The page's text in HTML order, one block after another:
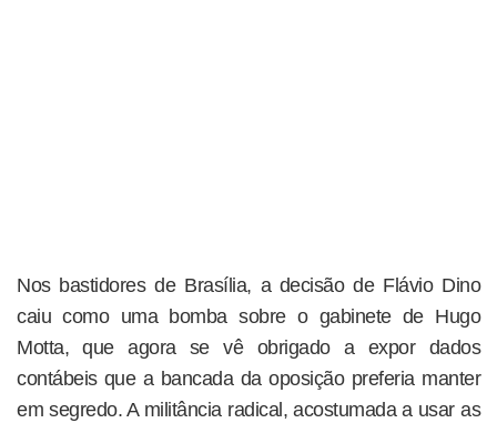
Nos bastidores de Brasília, a decisão de Flávio Dino
caiu como uma bomba sobre o gabinete de Hugo
Motta, que agora se vê obrigado a expor dados
contábeis que a bancada da oposição preferia manter
em segredo. A militância radical, acostumada a usar as